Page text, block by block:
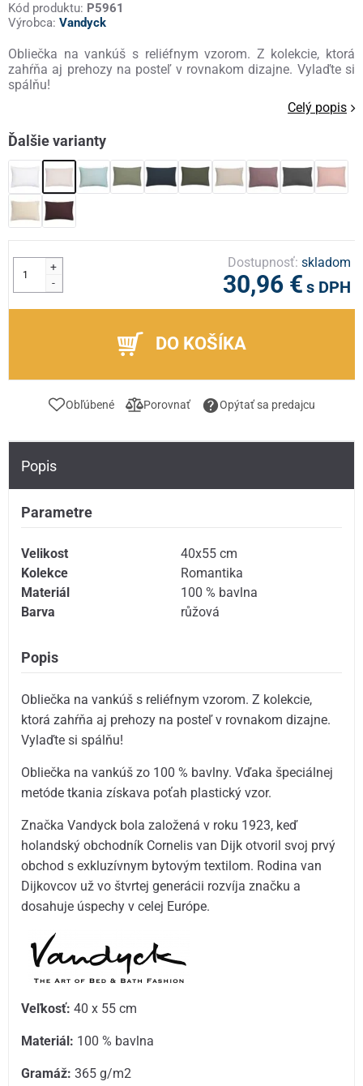
Kód produktu: P5961
Výrobca: Vandyck
Obliečka na vankúš s reliéfnym vzorom. Z kolekcie, ktorá
zahŕňa aj prehozy na posteľ v rovnakom dizajne. Vylaďte si
spálňu!
Celý popis
Ďalšie varianty
+
-
Dostupnosť:skladom
30,96 € s DPH
DO KOŠÍKA
Obľúbené Porovnať Opýtať sa predajcu
Popis
Parametre
Velikost
40x55 cm
Kolekce
Romantika
Materiál
100 % bavlna
Barva
růžová
Popis
Obliečka na vankúš s reliéfnym vzorom. Z kolekcie,
ktorá zahŕňa aj prehozy na posteľ v rovnakom dizajne.
Vylaďte si spálňu!
Obliečka na vankúš zo 100 % bavlny. Vďaka špeciálnej
metóde tkania získava poťah plastický vzor.
Značka Vandyck bola založená v roku 1923, keď
holandský obchodník Cornelis van Dijk otvoril svoj prvý
obchod s exkluzívnym bytovým textilom. Rodina van
Dijkovcov už vo štvrtej generácii rozvíja značku a
dosahuje úspechy v celej Európe.
Veľkosť: 40 x 55 cm
Materiál: 100 % bavlna
Gramáž: 365 g/m2